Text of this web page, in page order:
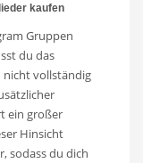
kaufen
Gruppen
du das
nicht vollständig
ein großer
Hinsicht
sodass du dich